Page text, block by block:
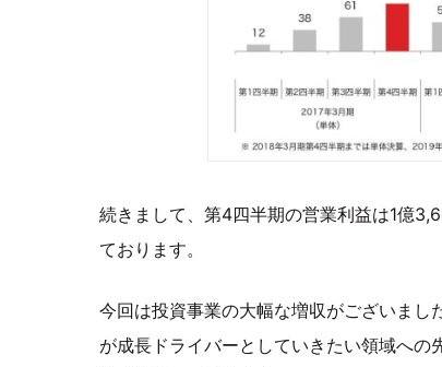
続きまして、第4四半期の営業利益は1億
ております。
今回は投資事業の大幅な増収がございま
が成長ドライバーとしていきたい領域へ